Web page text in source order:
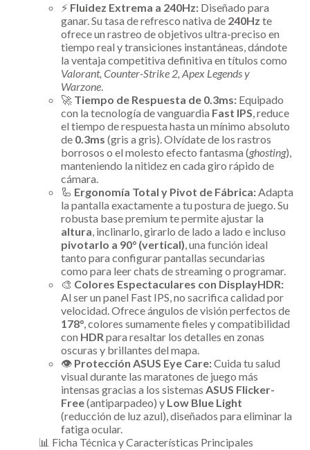
⚡ Fluidez Extrema a 240Hz: Diseñado para
ganar. Su tasa de refresco nativa de 240Hz te
ofrece un rastreo de objetivos ultra-preciso en
tiempo real y transiciones instantáneas, dándote
la ventaja competitiva definitiva en títulos como
Valorant, Counter-Strike 2, Apex Legends y
Warzone.
🚀 Tiempo de Respuesta de 0.3ms: Equipado
con la tecnología de vanguardia Fast IPS, reduce
el tiempo de respuesta hasta un mínimo absoluto
de 0.3ms (gris a gris). Olvídate de los rastros
borrosos o el molesto efecto fantasma (ghosting),
manteniendo la nitidez en cada giro rápido de
cámara.
🦾 Ergonomía Total y Pivot de Fábrica:Adapta
la pantalla exactamente a tu postura de juego. Su
robusta base premium te permite ajustar la
altura, inclinarlo, girarlo de lado a lado e incluso
pivotarlo a 90° (vertical), una función ideal
tanto para configurar pantallas secundarias
como para leer chats de streaming o programar.
🎨 Colores Espectaculares con DisplayHDR:
Al ser un panel Fast IPS, no sacrifica calidad por
velocidad. Ofrece ángulos de visión perfectos de
178°, colores sumamente fieles y compatibilidad
con HDR para resaltar los detalles en zonas
oscuras y brillantes del mapa.
👁️ Protección ASUS Eye Care:Cuida tu salud
visual durante las maratones de juego más
intensas gracias a los sistemas ASUS Flicker-
Free(antiparpadeo) y Low Blue Light
(reducción de luz azul), diseñados para eliminar la
fatiga ocular.
📊 Ficha Técnica y Características Principales